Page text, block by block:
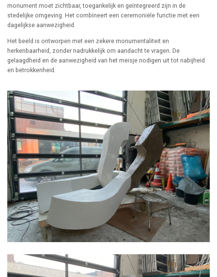
monument moet zichtbaar, toegankelijk en geïntegreerd zijn in de
stedelijke omgeving. Het combineert een ceremoniële functie met een
dagelijkse aanwezigheid.
Het beeld is ontworpen met een zekere monumentaliteit en
herkenbaarheid, zonder nadrukkelijk om aandacht te vragen. De
gelaagdheid en de aanwezigheid van het meisje nodigen uit tot nabijheid
en betrokkenheid.